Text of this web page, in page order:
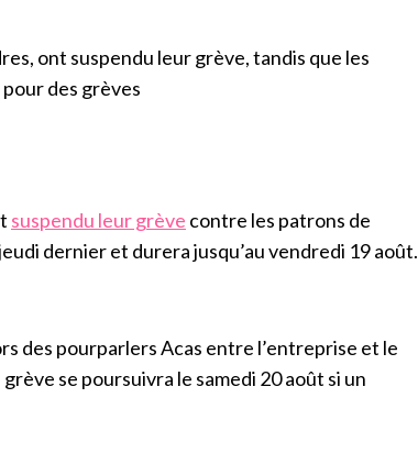
ont suspendu leur grève, tandis que les
des grèves
suspendu leur grève contre les patrons de
dernier et durera jusqu’au vendredi 19 août.
des pourparlers Acas entre l’entreprise et le
se poursuivra le samedi 20 août si un